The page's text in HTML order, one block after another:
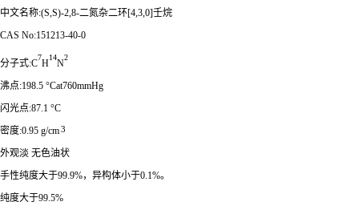
中文名称:(S,S)-2,8-二氮杂二环[4,3,0]壬烷
CAS No:151213-40-0
分子式:C
7
H
14
N
2
沸点:198.5 °Cat760mmHg
闪光点:87.1 °C
密度:0.95 g/cm3
外观淡 无色油状
手性纯度大于99.9%，异构体小于0.1%。
纯度大于99.5%